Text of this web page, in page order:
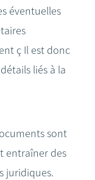
éventuelles
ç Il est donc
liés à la
sont
entraîner des
juridiques.